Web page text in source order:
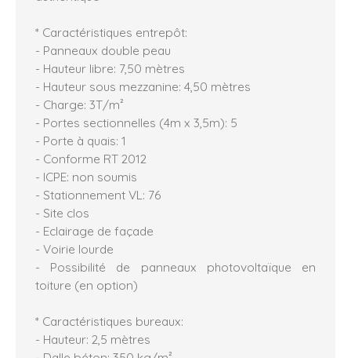
* Caractéristiques entrepôt:
- Panneaux double peau
- Hauteur libre: 7,50 mètres
- Hauteur sous mezzanine: 4,50 mètres
- Charge: 3T/m²
- Portes sectionnelles (4m x 3,5m): 5
- Porte à quais: 1
- Conforme RT 2012
- ICPE: non soumis
- Stationnement VL: 76
- Site clos
- Eclairage de façade
- Voirie lourde
- Possibilité de panneaux photovoltaïque en
toiture (en option)
* Caractéristiques bureaux:
- Hauteur: 2,5 mètres